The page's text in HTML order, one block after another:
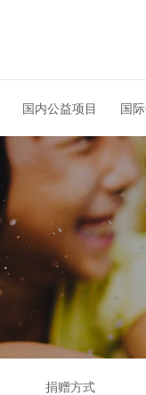
国内公益项目 国
捐赠方式